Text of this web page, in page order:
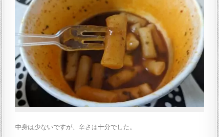
中身は少ないですが、辛さは十分でした。